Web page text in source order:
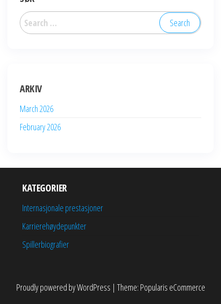
Search
for:
ARKIV
March 2026
February 2026
KATEGORIER
Internasjonale prestasjoner
Karrierehøydepunkter
Spillerbiografier
Proudly powered byWordPress | Theme: Popularis eCommerce